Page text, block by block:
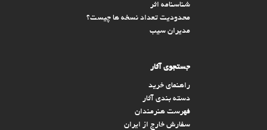
شناسنامه اثر
محدودیت تعداد نسخه ها چیست؟
مدیران سیب
جستجوی آثار
راهنمای خرید
دسته بندی آثار
فهرست هنرمندان
سفارش خارج از ایران